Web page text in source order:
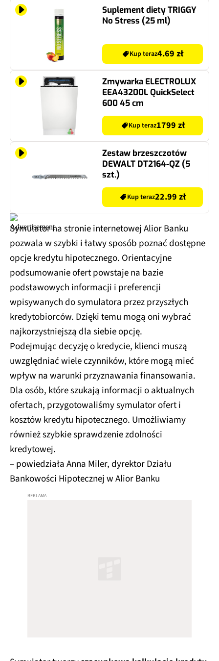
Suplement diety TRIGGY
No Stress (25 ml)
Kup teraz4.69 zł
Zmywarka ELECTROLUX
EEA43200L QuickSelect
600 45 cm
Kup teraz1799 zł
Zestaw brzeszczotów
DEWALT DT2164-QZ (5
szt.)
Kup teraz22.99 zł
Symulator na stronie internetowej Alior Banku
pozwala w szybki i łatwy sposób poznać dostępne
opcje kredytu hipotecznego. Orientacyjne
podsumowanie ofert powstaje na bazie
podstawowych informacji i preferencji
wpisywanych do symulatora przez przyszłych
kredytobiorców. Dzięki temu mogą oni wybrać
najkorzystniejszą dla siebie opcję.
Podejmując decyzję o kredycie, klienci muszą
uwzględniać wiele czynników, które mogą mieć
wpływ na warunki przyznawania finansowania.
Dla osób, które szukają informacji o aktualnych
ofertach, przygotowaliśmy symulator ofert i
kosztów kredytu hipotecznego. Umożliwiamy
również szybkie sprawdzenie zdolności
kredytowej.
– powiedziała Anna Miler, dyrektor Działu
Bankowości Hipotecznej w Alior Banku